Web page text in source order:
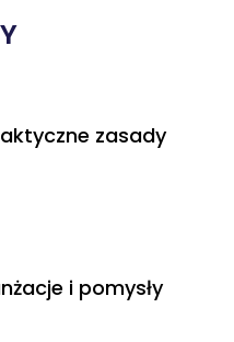
zasady
i pomysły